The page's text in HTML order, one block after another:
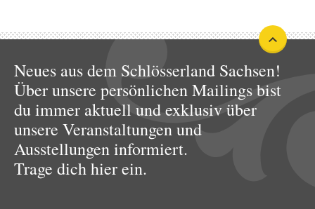
Neues aus dem Schlösserland Sachsen!
Über unsere persönlichen Mailings bist
du immer aktuell und exklusiv über
unsere Veranstaltungen und
Ausstellungen informiert.
Trage dich hier ein.